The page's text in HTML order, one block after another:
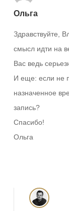
Ольга
Здравствуйте,
смысл идти на
Вас ведь
И еще: если не
назначенное
запись?
Спасибо!
Ольга